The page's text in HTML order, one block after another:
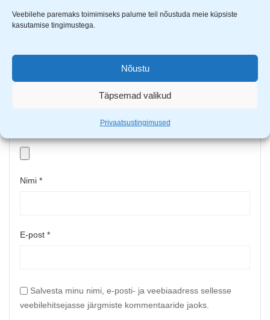
Veebilehe paremaks toimimiseks palume teil nõustuda meie küpsiste
kasutamise tingimustega.
Nõustu
Täpsemad valikud
Privaatsustingimused
Nimi *
E-post *
Salvesta minu nimi, e-posti- ja veebiaadress sellesse
veebilehitsejasse järgmiste kommentaaride jaoks.